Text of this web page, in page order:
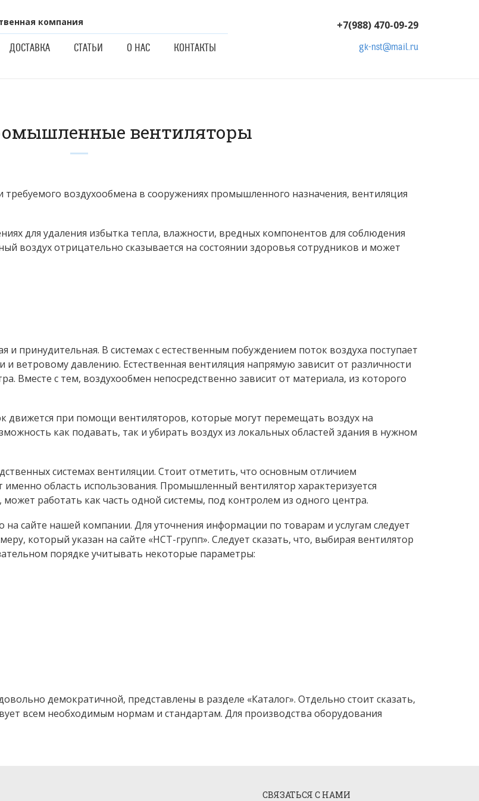
компания
ДОСТАВКА СТАТЬИ О НАС КОНТАКТЫ
+7(988) 470-09-29
gk-nst@mail.ru
вентиляторы
воздухообмена в сооружениях промышленного назначения, вентиляция
для удаления избытка тепла, влажности, вредных компонентов для соблюдения
воздух отрицательно сказывается на состоянии здоровья сотрудников и может
и принудительная. В системах с естественным побуждением поток воздуха поступает
и ветровому давлению. Естественная вентиляция напрямую зависит от различности
Вместе с тем, воздухообмен непосредственно зависит от материала, из которого
движется при помощи вентиляторов, которые могут перемещать воздух на
как подавать, так и убирать воздух из локальных областей здания в нужном
системах вентиляции. Стоит отметить, что основным отличием
область использования. Промышленный вентилятор характеризуется
работать как часть одной системы, под контролем из одного центра.
сайте нашей компании. Для уточнения информации по товарам и услугам следует
который указан на сайте «НСТ-групп». Следует сказать, что, выбирая вентилятор
порядке учитывать некоторые параметры:
демократичной, представлены в разделе «Каталог». Отдельно стоит сказать,
всем необходимым нормам и стандартам. Для производства оборудования
СВЯЗАТЬСЯ С НАМИ